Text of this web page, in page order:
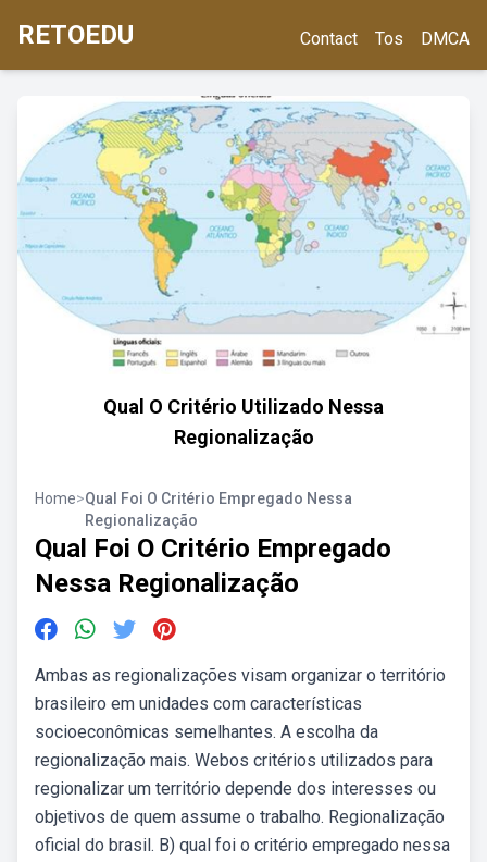
RETOEDU Contact Tos DMCA
Qual O Critério Utilizado Nessa
Regionalização
Home>Qual Foi O Critério Empregado Nessa
Regionalização
Qual Foi O Critério Empregado
Nessa Regionalização
Ambas as regionalizações visam organizar o território
brasileiro em unidades com características
socioeconômicas semelhantes. A escolha da
regionalização mais. Webos critérios utilizados para
regionalizar um território depende dos interesses ou
objetivos de quem assume o trabalho. Regionalização
oficial do brasil. B) qual foi o critério empregado nessa